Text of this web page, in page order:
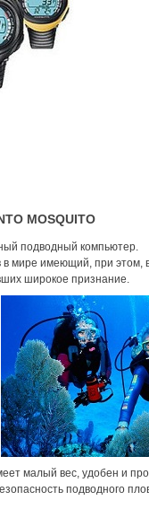
MOSQUITO
подводный компьютер.
мире имеющий, при
широкое признание.
малый вес, удобен и
подводного